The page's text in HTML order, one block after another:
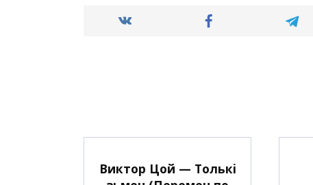
Виктор Цой — Толькi